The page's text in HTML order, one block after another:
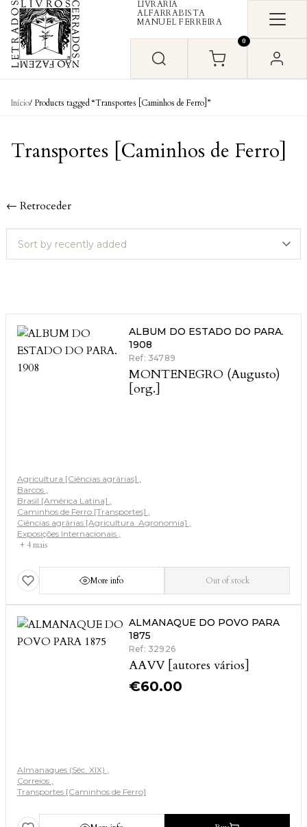
Skip to content
LIVRARIA
ALFARRABISTA
MANUEL FERREIRA
0
Início/ Products tagged “Transportes [Caminhos de Ferro]”
Transportes [Caminhos de Ferro]
← Retroceder
ALBUM DO ESTADO DO PARA.
1908
Ref: 34789
MONTENEGRO (Augusto)
[org.]
Agricultura [Ciências agrárias]
Barcos
Brasil [América Latina]
Caminhos de Ferro [Transportes]
Ciências agrárias [Agricultura. Agronomia]
Exposições Internacionais
+ 4 mais
More info Out of stock
ALMANAQUE DO POVO PARA
1875
Ref: 32926
AAVV [autores vários]
€60.00
Almanaques (Séc. XIX)
Correios
Transportes [Caminhos de Ferro]